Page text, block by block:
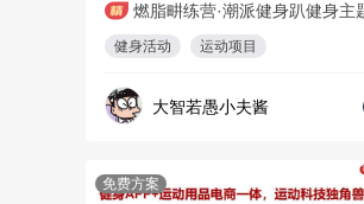
健身活动 运动项目
大智若愚小夫酱
免费方案